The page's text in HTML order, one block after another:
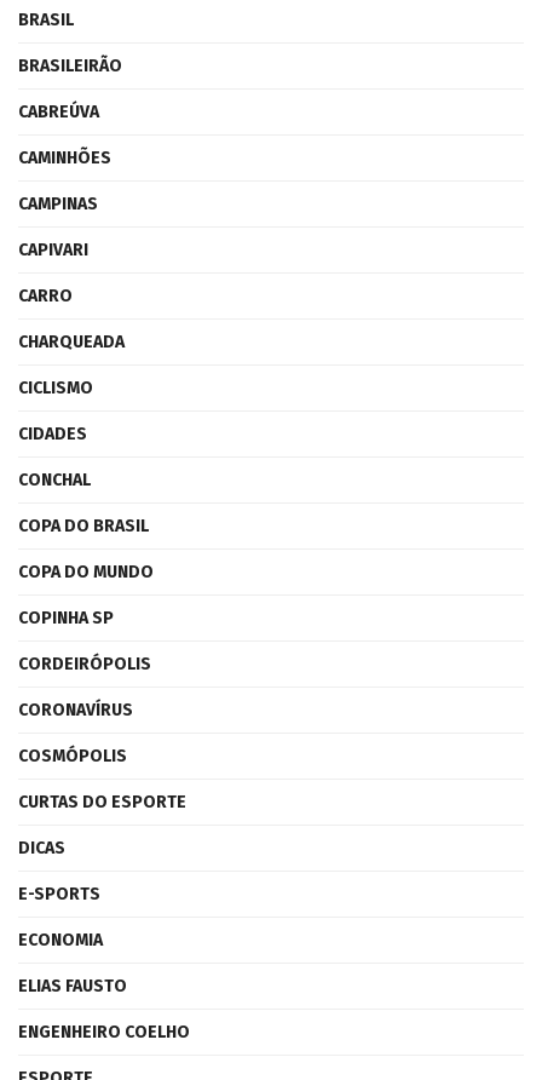
BRASIL
BRASILEIRÃO
CABREÚVA
CAMINHÕES
CAMPINAS
CAPIVARI
CARRO
CHARQUEADA
CICLISMO
CIDADES
CONCHAL
COPA DO BRASIL
COPA DO MUNDO
COPINHA SP
CORDEIRÓPOLIS
CORONAVÍRUS
COSMÓPOLIS
CURTAS DO ESPORTE
DICAS
E-SPORTS
ECONOMIA
ELIAS FAUSTO
ENGENHEIRO COELHO